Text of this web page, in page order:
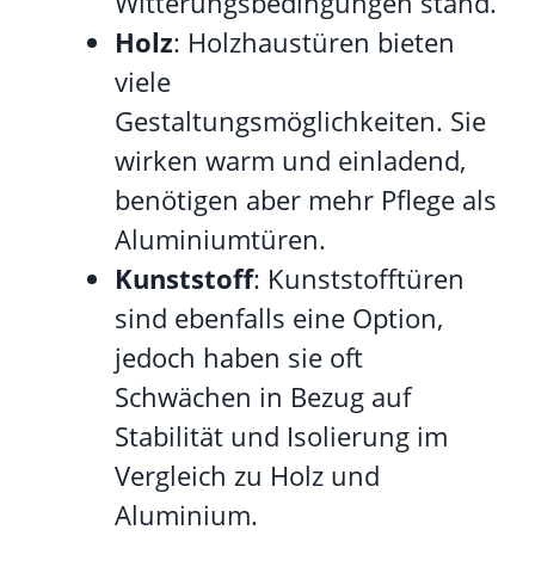
Holz: Holzhaustüren bieten
viele
Gestaltungsmöglichkeiten. Sie
wirken warm und einladend,
benötigen aber mehr Pflege als
Aluminiumtüren.
Kunststoff: Kunststofftüren
sind ebenfalls eine Option,
jedoch haben sie oft
Schwächen in Bezug auf
Stabilität und Isolierung im
Vergleich zu Holz und
Aluminium.